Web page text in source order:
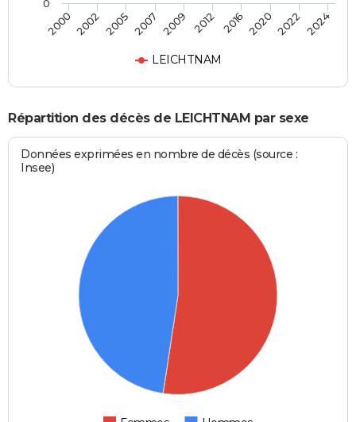
LEICHTNAM
2000 2002 2005 2007 2009 2012 2016 2020 2022 2024
0
Répartition des décès de LEICHTNAM par sexe
Données exprimées en nombre de décès (source :
Insee)